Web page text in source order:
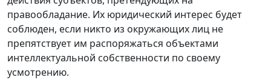
правообладание. Их юридический интерес будет
соблюден, если никто из окружающих лиц не
препятствует им распоряжаться объектами
интеллектуальной собственности по своему
усмотрению.